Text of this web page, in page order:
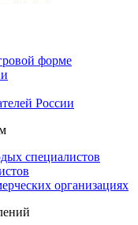
форме
России
специалистов
организациях